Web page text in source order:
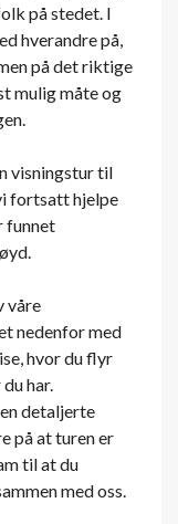
på stedet. I
hverandre på,
på det riktige
mulig måte og
visningstur til
fortsatt hjelpe
funnet
våre
nedenfor med
hvor du flyr
har.
detaljerte
på at turen er
til at du
med oss.